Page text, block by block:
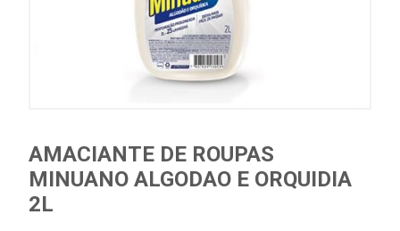
AMACIANTE DE ROUPAS
MINUANO ALGODAO E ORQUIDIA
2L